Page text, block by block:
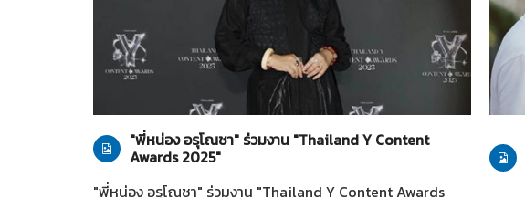
28-07-2569
"พี่หน่อง อรุโณชา" ร่วมงาน "Thailand Y Content
Awards 2025"
"พี่หน่อง อรุโณชา" ร่วมงาน "Thailand Y Content Awards